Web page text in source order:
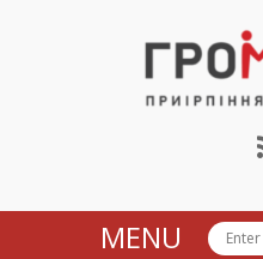
MENU